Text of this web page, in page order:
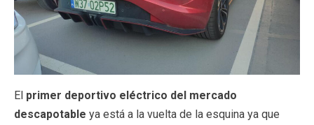
El primer deportivo eléctrico del mercado
descapotable ya está a la vuelta de la esquina ya que